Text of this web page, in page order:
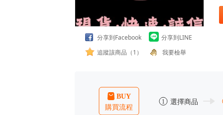
分享到Facebook
分享到LINE
追蹤該商品（1）
我要檢舉